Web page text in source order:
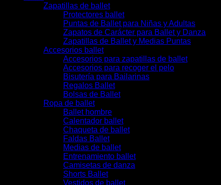
Zapatillas de ballet
Protectores ballet
Puntas de Ballet para Niñas y Adultas
Zapatos de Carácter para Ballet y Danza
Zapatillas de Ballet y Medias Puntas
Accesorios ballet
Accesorios para zapatillas de ballet
Accesorios para recoger el pelo
Bisutería para Bailarinas
Regalos Ballet
Bolsas de Ballet
Ropa de ballet
Ballet hombre
Calentador ballet
Chaqueta de ballet
Faldas Ballet
Medias de ballet
Entrenamiento ballet
Camisetas de danza
Shorts Ballet
Vestidos de ballet